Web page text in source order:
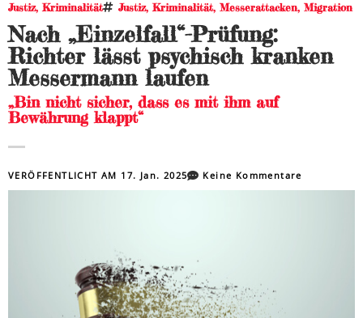
Justiz, Kriminalität Justiz, Kriminalität, Messerattacken, Migration
Nach „Einzelfall“-Prüfung:
Richter lässt psychisch kranken
Messermann laufen
„Bin nicht sicher, dass es mit ihm auf
Bewährung klappt“
VERÖFFENTLICHT AM 17. Jan. 2025 Keine Kommentare